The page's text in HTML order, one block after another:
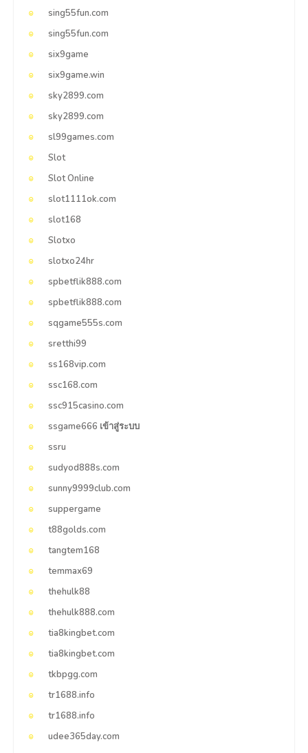
sing55fun.com
sing55fun.com
six9game
six9game.win
sky2899.com
sky2899.com
sl99games.com
Slot
Slot Online
slot1111ok.com
slot168
Slotxo
slotxo24hr
spbetflik888.com
spbetflik888.com
sqgame555s.com
sretthi99
ss168vip.com
ssc168.com
ssc915casino.com
ssgame666 เข้าสู่ระบบ
ssru
sudyod888s.com
sunny9999club.com
suppergame
t88golds.com
tangtem168
temmax69
thehulk88
thehulk888.com
tia8kingbet.com
tia8kingbet.com
tkbpgg.com
tr1688.info
tr1688.info
udee365day.com